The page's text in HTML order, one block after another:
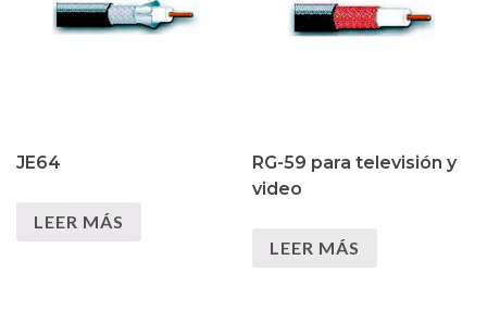
JE64
LEER MÁS
RG-59 para televisión y
video
LEER MÁS